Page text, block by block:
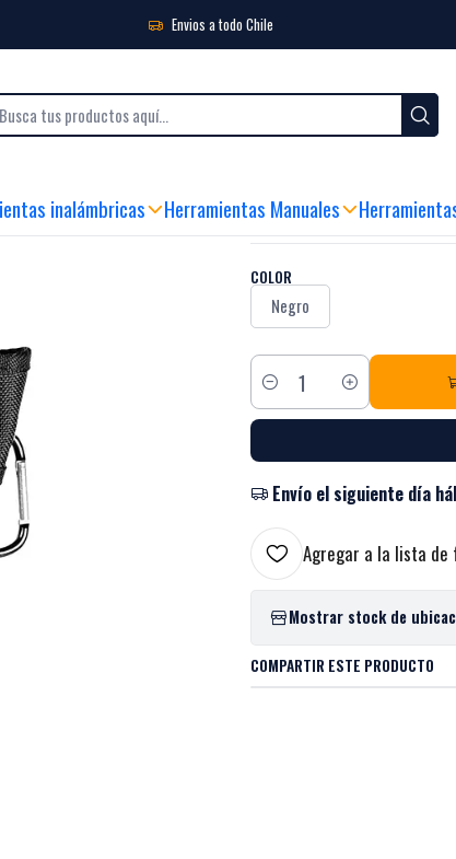
Envios a todo Chile
inalámbricas Herramientas Manuales
Electricistas de 4 vías Makita E-15279
|Soporte para
MIRA CÓMO FUNCIONA
COLOR
Negro
Cantidad
Envío el siguiente día
Agregar a la lista de
Mostrar stock de
COMPARTIR ESTE PRODUCTO